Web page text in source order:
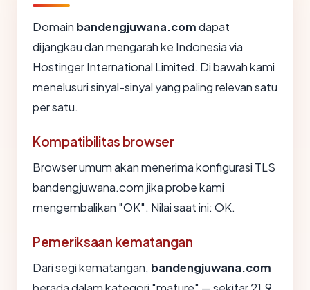
Domain bandengjuwana.comdapat
dijangkau dan mengarah ke Indonesia via
Hostinger International Limited. Di bawah kami
menelusuri sinyal-sinyal yang paling relevan satu
per satu.
Kompatibilitas browser
Browser umum akan menerima konfigurasi TLS
bandengjuwana.com jika probe kami
mengembalikan "OK". Nilai saat ini: OK.
Pemeriksaan kematangan
Dari segi kematangan, bandengjuwana.com